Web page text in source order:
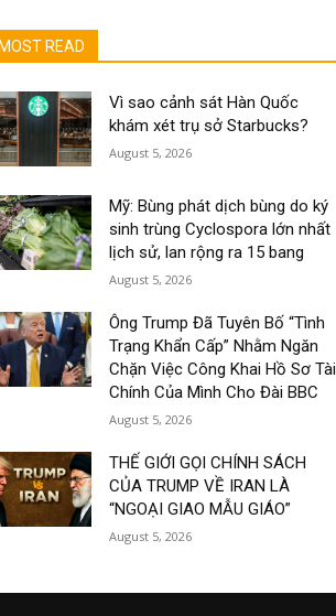
MOST READ
Vì sao cảnh sát Hàn Quốc
khám xét trụ sở Starbucks?
August 5, 2026
Mỹ: Bùng phát dịch bùng do ký
sinh trùng Cyclospora lớn nhất
lịch sử, lan rộng ra 15 bang
August 5, 2026
Ông Trump Đã Tuyên Bố “Tình
Trạng Khẩn Cấp” Nhằm Ngăn
Chặn Việc Công Khai Hồ Sơ Tài
Chính Của Mình Cho Đài BBC
August 5, 2026
THẾ GIỚI GỌI CHÍNH SÁCH
CỦA TRUMP VỀ IRAN LÀ
“NGOẠI GIAO MẪU GIÁO”
August 5, 2026